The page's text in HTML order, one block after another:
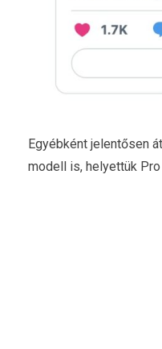
Egyébként jelentősen
modell is, helyettük